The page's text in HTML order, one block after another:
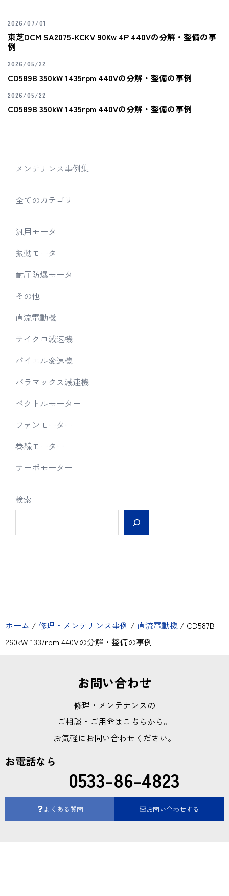
2026/07/01
東芝DCM SA2075-KCKV 90Kw 4P 440Vの分解・整備の事
例
2026/05/22
CD589B 350kW 1435rpm 440Vの分解・整備の事例
2026/05/22
CD589B 350kW 1435rpm 440Vの分解・整備の事例
メンテナンス事例集
全てのカテゴリ
汎用モータ
振動モータ
耐圧防爆モータ
その他
直流電動機
サイクロ減速機
バイエル変速機
パラマックス減速機
ベクトルモーター
ファンモーター
巻線モーター
サーボモーター
検索
ホーム / 修理・メンテナンス事例 / 直流電動機 / CD587B
260kW 1337rpm 440Vの分解・整備の事例
お問い合わせ
修理・メンテナンスの
ご相談・ご用命はこちらから。
お気軽にお問い合わせください。
お電話なら
0533-86-4823
よくある質問 お問い合わせする